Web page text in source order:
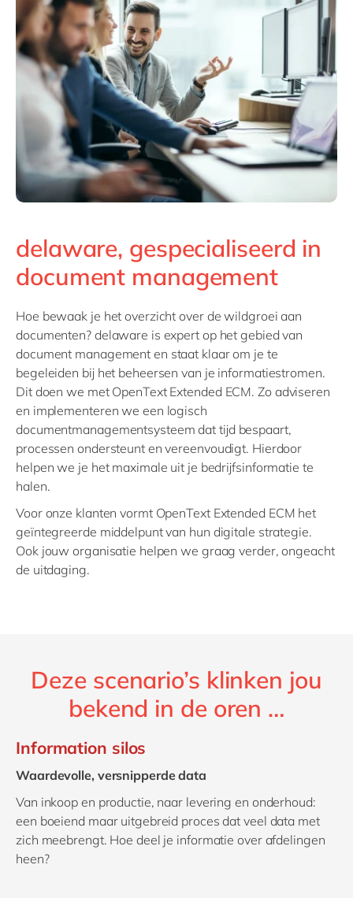
Philippines
en
Singapore
en
Switzerland
UK & Ireland
USA & Canada
en
delaware, gespecialiseerd in
document management
Hoe bewaak je het overzicht over de wildgroei aan
documenten? delaware is expert op het gebied van
document management en staat klaar om je te
begeleiden bij het beheersen van je informatiestromen.
Dit doen we met OpenText Extended ECM. Zo adviseren
en implementeren we een logisch
documentmanagementsysteem dat tijd bespaart,
processen ondersteunt en vereenvoudigt. Hierdoor
helpen we je het maximale uit je bedrijfsinformatie te
halen.
Voor onze klanten vormt OpenText Extended ECM het
geïntegreerde middelpunt van hun digitale strategie.
Ook jouw organisatie helpen we graag verder, ongeacht
de uitdaging.
Deze scenario’s klinken jou
bekend in de oren …
Information silos
Waardevolle, versnipperde data
Van inkoop en productie, naar levering en onderhoud:
een boeiend maar uitgebreid proces dat veel data met
zich meebrengt. Hoe deel je informatie over afdelingen
heen?